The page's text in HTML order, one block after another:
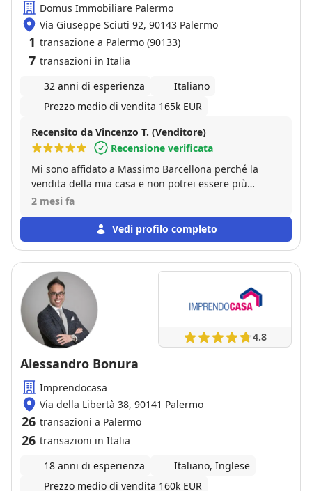
Domus Immobiliare Palermo
Via Giuseppe Sciuti 92, 90143 Palermo
1 transazione a Palermo (90133)
7 transazioni in Italia
32 anni di esperienza
Italiano
Prezzo medio di vendita 165k EUR
Recensito da Vincenzo T. (Venditore)
Recensione verificata
Mi sono affidato a Massimo Barcellona perché la
vendita della mia casa e non potrei essere più
soddisfatto del risultato. Fin dal primo incontro ha
una profonda conoscenza del mercato immobiliare.
Mi ha seguito passo dopo passo in ogni fase, dalla
gestendo tutta la burocrazia con la massima
trasparenza e togliendomi ogni preoccupazione.
Grazie al suo metodo e al suo impegno, siamo
riusciti a vendere la casa in tempi brevi.
Consigliatissimo a chiunque cerchi un professionista
serio e affidabile!
2 mesi fa
Vedi profilo completo
4.8
Alessandro Bonura
Imprendocasa
Via della Libertà 38, 90141 Palermo
26 transazioni a Palermo
26 transazioni in Italia
18 anni di esperienza
Italiano, Inglese
Prezzo medio di vendita 160k EUR